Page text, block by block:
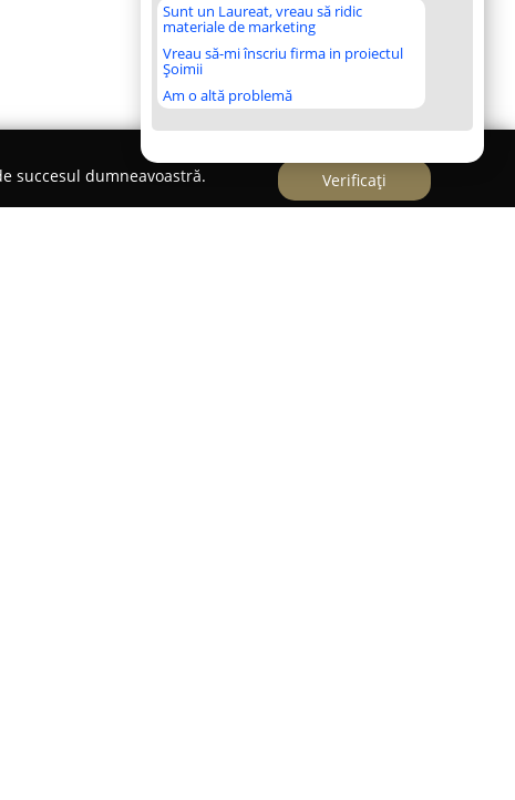
Sunt un Laureat, vreau să ridic
materiale de marketing
Vreau să-mi înscriu firma in proiectul
Șoimii
Am o altă problemă
succesul dumneavoastră.
Verificați